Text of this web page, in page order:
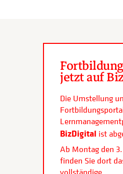
jetzt auf
Die Umstellung
BizDigital ist
Ab Montag den
finden Sie dort